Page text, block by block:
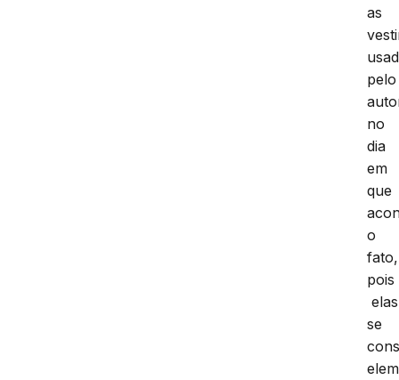
as
pelo
no
dia
em
que
o
fato,
pois
elas
se